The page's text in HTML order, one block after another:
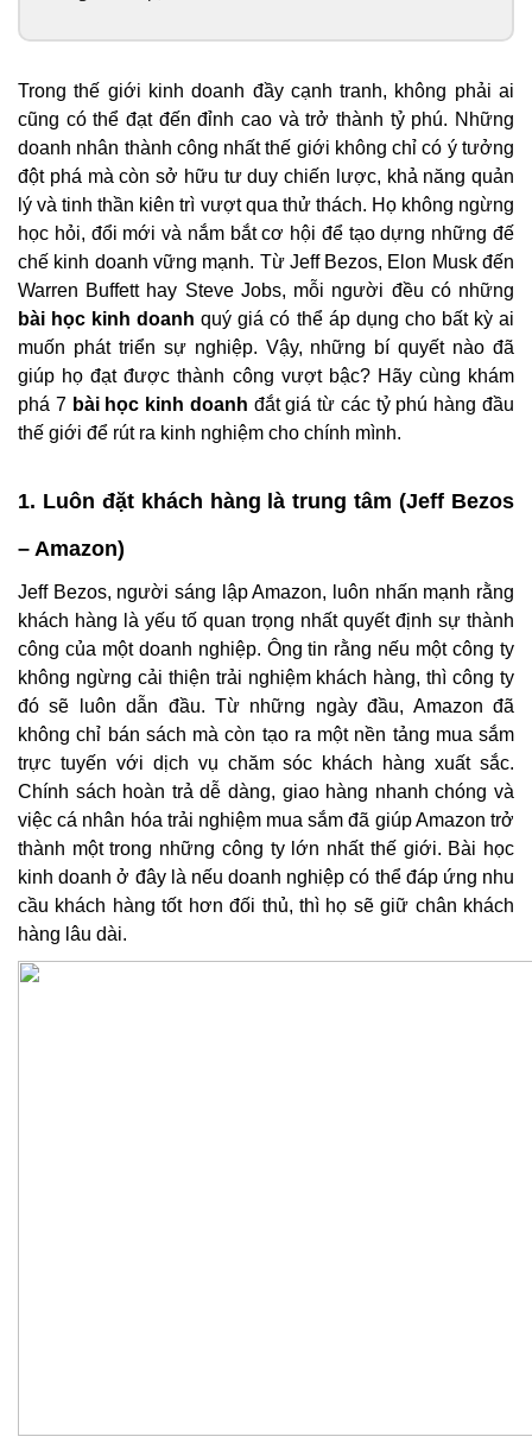
Trong thế giới kinh doanh đầy cạnh tranh, không phải ai
cũng có thể đạt đến đỉnh cao và trở thành tỷ phú. Những
doanh nhân thành công nhất thế giới không chỉ có ý tưởng
đột phá mà còn sở hữu tư duy chiến lược, khả năng quản
lý và tinh thần kiên trì vượt qua thử thách. Họ không ngừng
học hỏi, đổi mới và nắm bắt cơ hội để tạo dựng những đế
chế kinh doanh vững mạnh. Từ Jeff Bezos, Elon Musk đến
Warren Buffett hay Steve Jobs, mỗi người đều có những
bài học kinh doanh quý giá có thể áp dụng cho bất kỳ ai
muốn phát triển sự nghiệp. Vậy, những bí quyết nào đã
giúp họ đạt được thành công vượt bậc? Hãy cùng khám
phá 7 bài học kinh doanh đắt giá từ các tỷ phú hàng đầu
thế giới để rút ra kinh nghiệm cho chính mình.
1. Luôn đặt khách hàng là trung tâm (Jeff Bezos
– Amazon)
Jeff Bezos, người sáng lập Amazon, luôn nhấn mạnh rằng
khách hàng là yếu tố quan trọng nhất quyết định sự thành
công của một doanh nghiệp. Ông tin rằng nếu một công ty
không ngừng cải thiện trải nghiệm khách hàng, thì công ty
đó sẽ luôn dẫn đầu. Từ những ngày đầu, Amazon đã
không chỉ bán sách mà còn tạo ra một nền tảng mua sắm
trực tuyến với dịch vụ chăm sóc khách hàng xuất sắc.
Chính sách hoàn trả dễ dàng, giao hàng nhanh chóng và
việc cá nhân hóa trải nghiệm mua sắm đã giúp Amazon trở
thành một trong những công ty lớn nhất thế giới. Bài học
kinh doanh ở đây là nếu doanh nghiệp có thể đáp ứng nhu
cầu khách hàng tốt hơn đối thủ, thì họ sẽ giữ chân khách
hàng lâu dài.